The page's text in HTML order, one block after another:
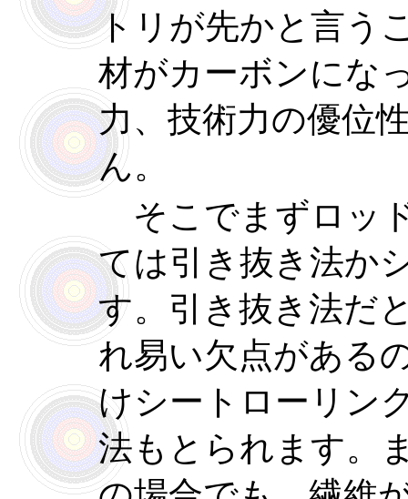
トリが先かと言う
材がカーボンにな
力、技術力の優位
ん。
そこでまずロッ
ては引き抜き法か
す。引き抜き法だ
れ易い欠点がある
けシートローリン
法もとられます。